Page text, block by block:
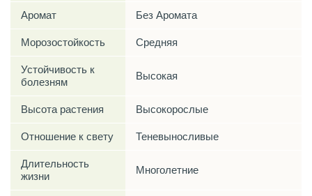
Аромат Без Аромата
Морозостойкость Средняя
Устойчивость к
болезням
Высокая
Высота растения Высокорослые
Отношение к свету Теневыносливые
Длительность
жизни
Многолетние